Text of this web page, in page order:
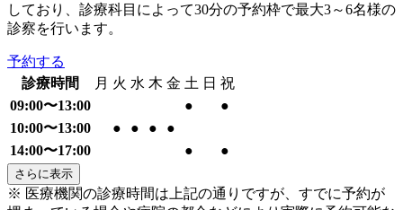
しており、診療科目によって30分の予約枠で最大3～6名様の
診察を行います。
予約する
診療時間
月 火 水 木 金 土 日 祝
09:00〜13:00
●
●
10:00〜13:00
● ● ●
●
14:00〜17:00
● ●
さらに表示
※ 医療機関の診療時間は上記の通りですが、すでに予約が